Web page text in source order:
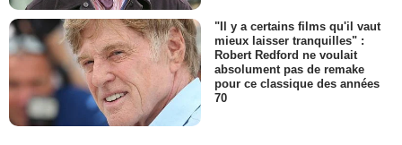
"Il y a certains films qu'il vaut
mieux laisser tranquilles" :
Robert Redford ne voulait
absolument pas de remake
pour ce classique des années
70